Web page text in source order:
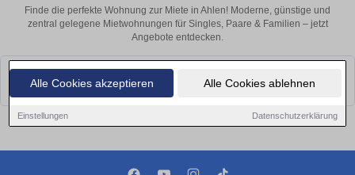
Alle Cookies akzeptieren Alle Cookies ablehnen
Einstellungen Datenschutzerklärung
Finde die perfekte Wohnung zur Miete in Ahlen! Moderne, günstige und
zentral gelegene Mietwohnungen für Singles, Paare & Familien – jetzt
Angebote entdecken.
Leider konnten wir derzeit keine passenden Objekte finden. Schauen Sie
bald wieder vorbei!